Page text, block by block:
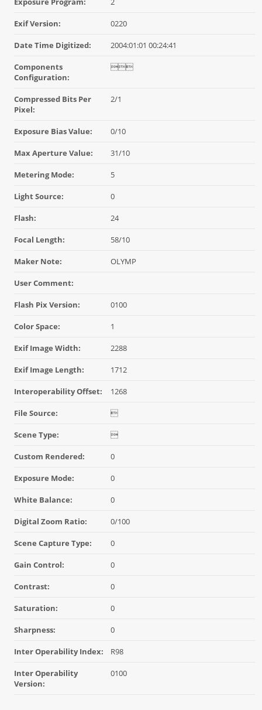
Exif Version: 0220
Date Time Digitized: 2004:01:01 00:24:41
Components
Configuration:

Compressed Bits Per
Pixel:
2/1
Exposure Bias Value: 0/10
Max Aperture Value: 31/10
Metering Mode: 5
Light Source: 0
Flash: 24
Focal Length: 58/10
Maker Note: OLYMP
User Comment:
Flash Pix Version: 0100
Color Space: 1
Exif Image Width: 2288
Exif Image Length: 1712
Interoperability Offset: 1268
File Source: 
Scene Type: 
Custom Rendered: 0
Exposure Mode: 0
White Balance: 0
Digital Zoom Ratio: 0/100
Scene Capture Type: 0
Gain Control: 0
Contrast: 0
Saturation: 0
Sharpness: 0
Inter Operability Index: R98
Inter Operability
Version:
0100